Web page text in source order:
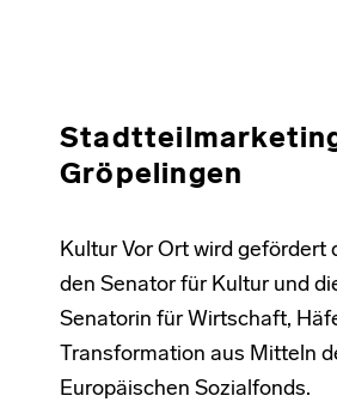
Gröpelingen
Kultur Vor Ort wird gefördert
den Senator für Kultur und
Senatorin für Wirtschaft,
Transformation aus Mitteln
Europäischen Sozialfonds.